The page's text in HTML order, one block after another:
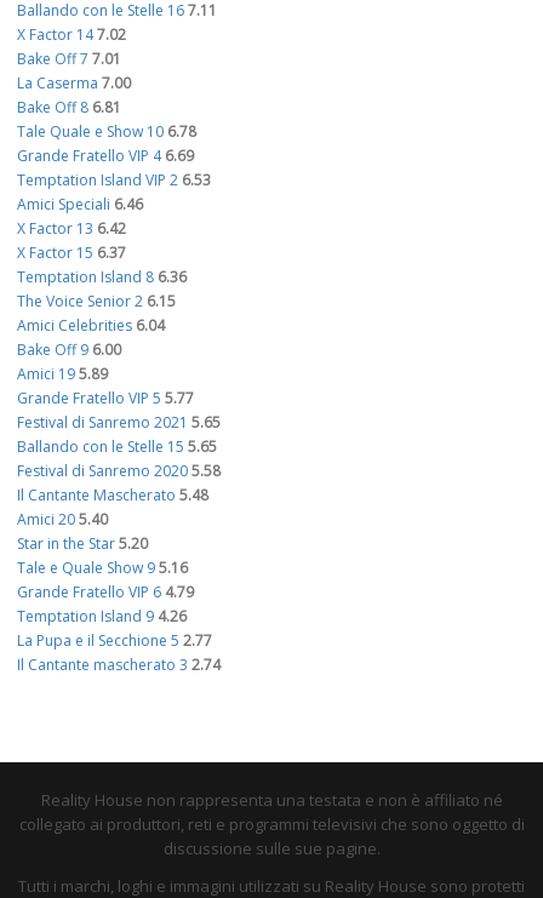
Ballando con le Stelle 167.11
X Factor 147.02
Bake Off 7 7.01
La Caserma 7.00
Bake Off 8 6.81
Tale Quale e Show 10 6.78
Grande Fratello VIP 4 6.69
Temptation Island VIP 2 6.53
Amici Speciali 6.46
X Factor 13 6.42
X Factor 15 6.37
Temptation Island 8 6.36
The Voice Senior 2 6.15
Amici Celebrities 6.04
Bake Off 9 6.00
Amici 195.89
Grande Fratello VIP 5 5.77
Festival di Sanremo 2021 5.65
Ballando con le Stelle 15 5.65
Festival di Sanremo 20205.58
Il Cantante Mascherato 5.48
Amici 205.40
Star in the Star5.20
Tale e Quale Show 95.16
Grande Fratello VIP 6 4.79
Temptation Island 9 4.26
La Pupa e il Secchione 5 2.77
Il Cantante mascherato 3 2.74
Reality House non rappresenta una testata e non è affiliato né
collegato ai produttori, reti e programmi televisivi che sono oggetto di
discussione sulle sue pagine.
Tutti i marchi, loghi e immagini utilizzati su Reality House sono protetti